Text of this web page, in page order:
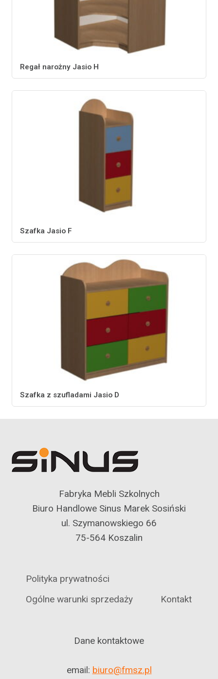
Regał narożny Jasio H
Szafka Jasio F
Szafka z szufladami Jasio D
Fabryka Mebli Szkolnych
Biuro Handlowe Sinus Marek Sosiński
ul. Szymanowskiego 66
75-564 Koszalin
Polityka prywatności
Ogólne warunki sprzedaży
Kontakt
Dane kontaktowe
email: biuro@fmsz.pl